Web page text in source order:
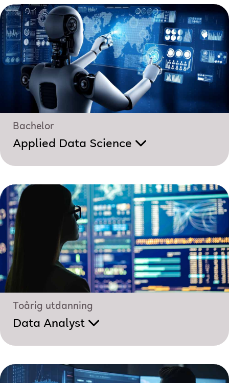
Bachelor
Applied Data Science
Toårig utdanning
Data Analyst